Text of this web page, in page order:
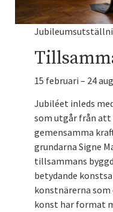
15 februari – 24
Jubiléet inleds
som utgår från
gemensamma
grundarna Signe
tillsammans
betydande
konstnärerna som
konst har format